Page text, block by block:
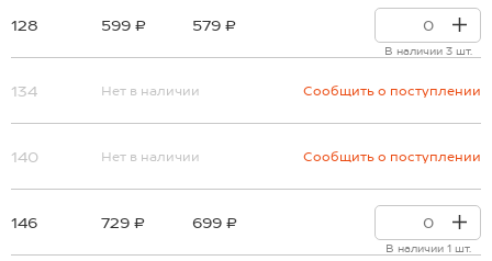
128 599 ₽ 579 ₽
В наличии 3 шт.
134 Нет в наличии Сообщить о поступлении
140 Нет в наличии Сообщить о поступлении
146 729 ₽ 699 ₽
В наличии 1 шт.